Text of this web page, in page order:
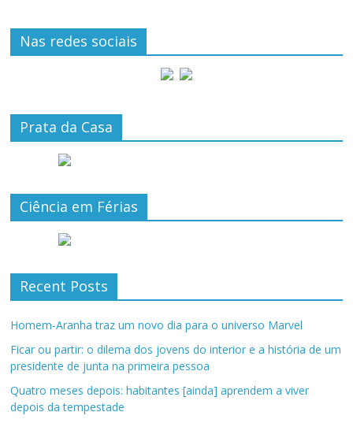
Nas redes sociais
Prata da Casa
Ciência em Férias
Recent Posts
Homem-Aranha traz um novo dia para o universo Marvel
Ficar ou partir: o dilema dos jovens do interior e a história de um
presidente de junta na primeira pessoa
Quatro meses depois: habitantes [ainda] aprendem a viver
depois da tempestade